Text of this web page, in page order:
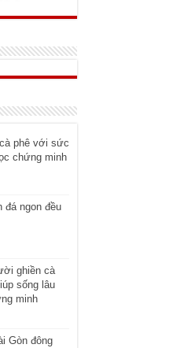
phê với sức
chứng minh
đá ngon đều
ghiền cà
sống lâu
minh
Gòn đông